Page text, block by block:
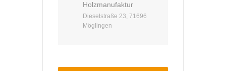
Holzmanufaktur
Dieselstraße 23, 71696
Möglingen